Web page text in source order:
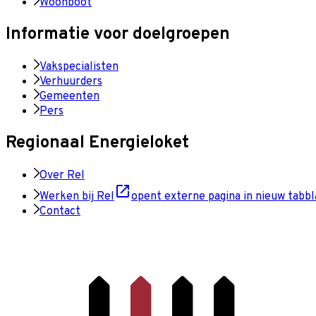
Woonboot
Informatie voor doelgroepen
Vakspecialisten
Verhuurders
Gemeenten
Pers
Regionaal Energieloket
Over Rel
Werken bij Rel
opent externe pagina in nieuw
Contact